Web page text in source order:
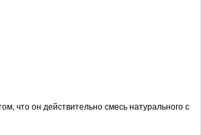
что он действительно смесь натурального с